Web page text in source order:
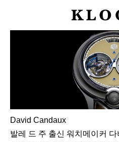
K
C
A
David Candaux
발레 드 주 출신 워치메이커